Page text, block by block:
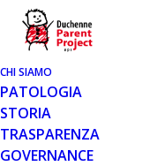
CHI SIAMO
PATOLOGIA
STORIA
TRASPARENZA
GOVERNANCE
AREA SCIENZA PP